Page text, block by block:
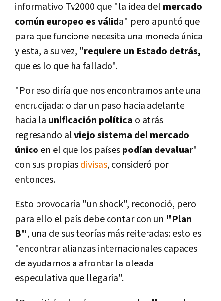
informativo Tv2000 que "la idea del mercado
común europeo es válida" pero apuntó que
para que funcione necesita una moneda única
y esta, a su vez, "requiere un Estado detrás,
que es lo que ha fallado".
"Por eso dirí­a que nos encontramos ante una
encrucijada: o dar un paso hacia adelante
hacia la unificación polí­tica o atrás
regresando alviejo sistema del mercado
único en el que los paí­sespodí­an devaluar"
con sus propiasdivisas, consideró por
entonces.
Esto provocarí­a "un shock", reconoció, pero
para ello el paí­s debe contar con un "Plan
B", una de sus teorí­as más reiteradas: esto es
"encontrar alianzas internacionales capaces
de ayudarnos a afrontar la oleada
especulativa que llegarí­a".